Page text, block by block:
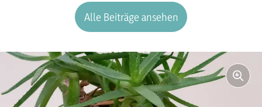
Alle Beiträge ansehen